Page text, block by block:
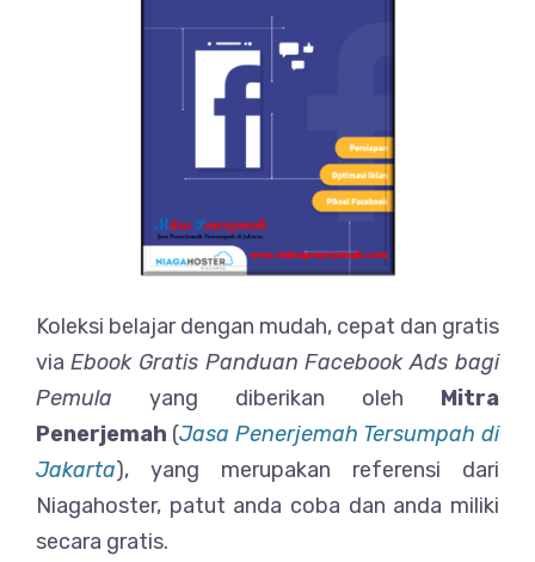
Koleksi belajar dengan mudah, cepat dan gratis
via Ebook Gratis Panduan Facebook Ads bagi
Pemula yang diberikan oleh Mitra
Penerjemah (Jasa Penerjemah Tersumpah di
Jakarta), yang merupakan referensi dari
Niagahoster, patut anda coba dan anda miliki
secara gratis.